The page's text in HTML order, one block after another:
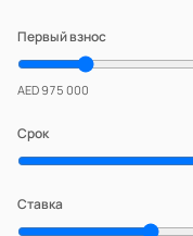
Первый взнос
AED 975 000
Срок
Ставка